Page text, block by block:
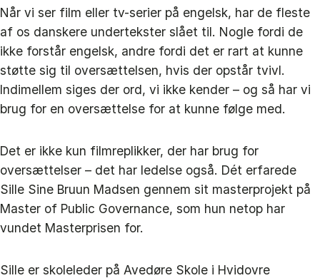
Når vi ser film eller tv-serier på engelsk, har de fleste
af os danskere undertekster slået til. Nogle fordi de
ikke forstår engelsk, andre fordi det er rart at kunne
støtte sig til oversættelsen, hvis der opstår tvivl.
Indimellem siges der ord, vi ikke kender – og så har vi
brug for en oversættelse for at kunne følge med.
Det er ikke kun filmreplikker, der har brug for
oversættelser – det har ledelse også. Dét erfarede
Sille Sine Bruun Madsen gennem sit masterprojekt på
Master of Public Governance, som hun netop har
vundet Masterprisen for.
Sille er skoleleder på Avedøre Skole i Hvidovre